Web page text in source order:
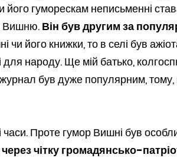
гуморескам неписьменні
Вишню. Він був другим за
чи його книжки, то в селі був
народу. Ще мій батько,
був дуже популярним,
часи. Проте гумор Вишні був
чітку громадянсько-